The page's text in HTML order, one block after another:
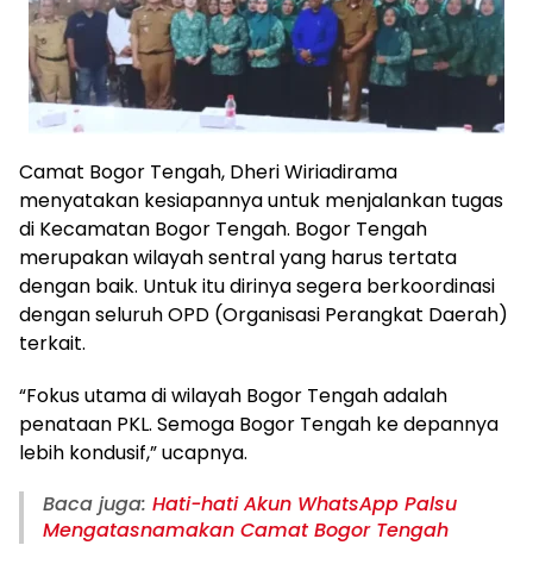
Camat Bogor Tengah, Dheri Wiriadirama
menyatakan kesiapannya untuk menjalankan tugas
di Kecamatan Bogor Tengah. Bogor Tengah
merupakan wilayah sentral yang harus tertata
dengan baik. Untuk itu dirinya segera berkoordinasi
dengan seluruh OPD (Organisasi Perangkat Daerah)
terkait.
“Fokus utama di wilayah Bogor Tengah adalah
penataan PKL. Semoga Bogor Tengah ke depannya
lebih kondusif,” ucapnya.
Baca juga: Hati-hati Akun WhatsApp Palsu
Mengatasnamakan Camat Bogor Tengah